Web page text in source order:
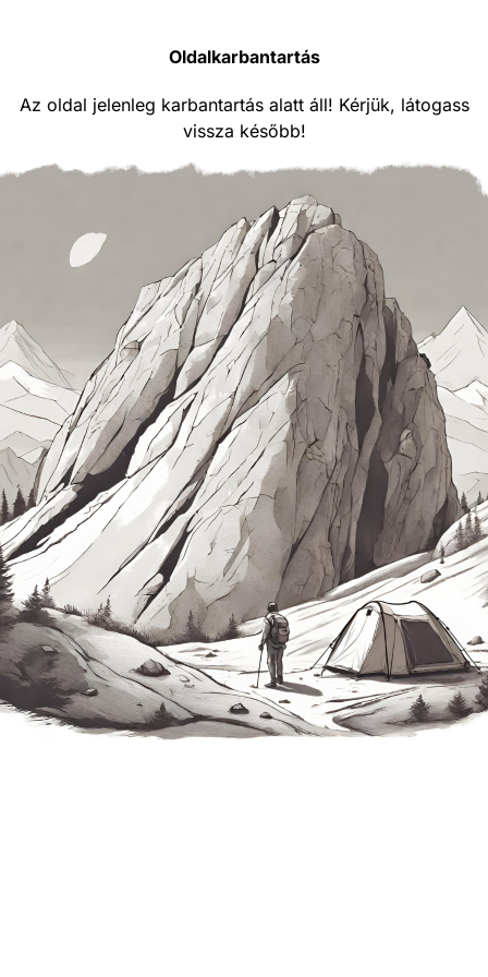
Oldalkarbantartás
Az oldal jelenleg karbantartás alatt áll! Kérjük, látogass
vissza később!